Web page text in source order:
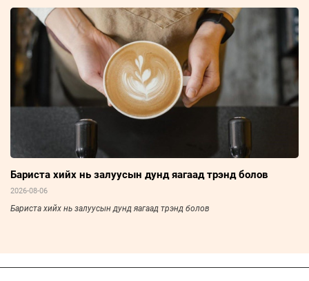
Бариста хийх нь залуусын дунд яагаад трэнд болов
2026-08-06
Бариста хийх нь залуусын дунд яагаад трэнд болов